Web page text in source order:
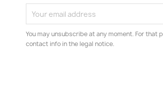
You may unsubscribe at any moment. For that
contact info in the legal notice.